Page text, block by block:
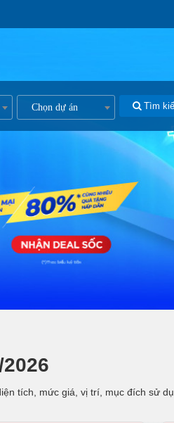
Chọn dự án Tìm
tích, mức giá, vị trí, mục đích sử